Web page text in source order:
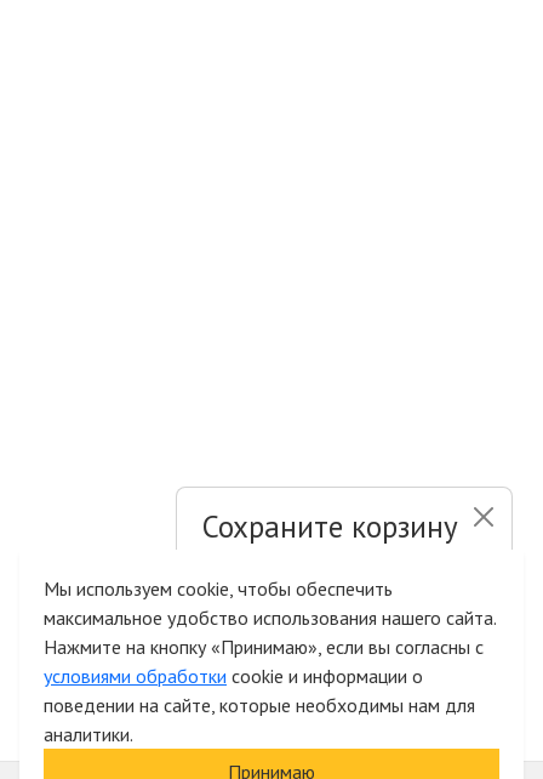
Сохраните корзину
Быстрая авторизация на сайте
Мы используем cookie, чтобы обеспечить
максимальное удобство использования нашего сайта.
Нажмите на кнопку «Принимаю», если вы согласны с
условиями обработки cookie и информации о
поведении на сайте, которые необходимы нам для
аналитики.
Принимаю